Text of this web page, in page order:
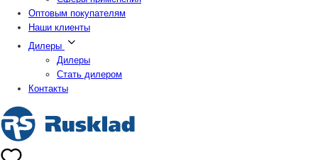
Оптовым покупателям
Наши клиенты
Дилеры
Дилеры
Стать дилером
Контакты